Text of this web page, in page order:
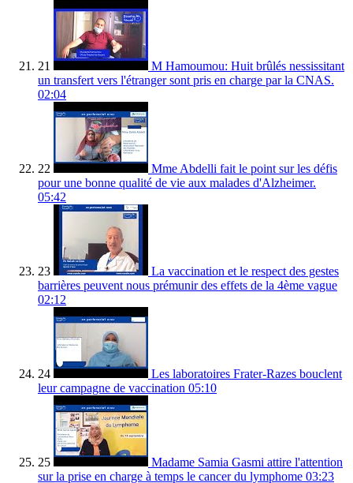
21
M Hamoumou: Huit brûlés nessissitant
un transfert vers l'étranger sont pris en charge par la CNAS.
02:04
22
Mme Abdelli fait le point sur les défis
pour une bonne qualité de vie aux malades d'Alzheimer.
05:42
23
La vaccination et le respect des gestes
barrières peuvent nous prémunir des effets de la 4ème vague
02:12
24
Les laboratoires Frater-Razes bouclent
leur campagne de vaccination 05:10
25
Madame Samia Gasmi attire l'attention
sur la prise en charge à temps le cancer du lymphome 03:23